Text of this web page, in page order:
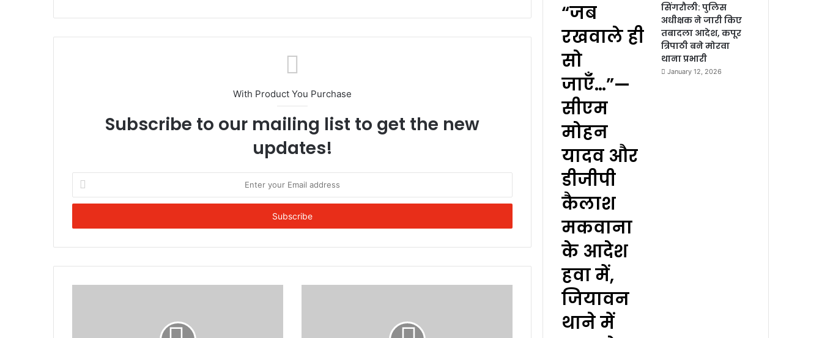
With Product You Purchase
Subscribe to our mailing list to get the new
updates!
your
Email
“जब
रखवाले ही
सो
जाएँ…”—
सीएम
मोहन
यादव और
डीजीपी
कैलाश
मकवाना
के आदेश
हवा में,
जियावन
थाने में
सिंगरौली: पुलिस
अधीक्षक ने जारी किए
तबादला आदेश, कपूर
त्रिपाठी बने मोरवा
थाना प्रभारी
January 12, 2026